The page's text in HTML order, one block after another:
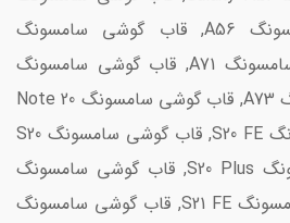
A55, قاب گوشی سامسونگ A56, قاب گوشی سامسونگ
A70/A70S, قاب گوشی سامسونگ A71, قاب گوشی سامسونگ
A72, قاب گوشی سامسونگ A73, قاب گوشی سامسونگ Note 20
Ultra, قاب گوشی سامسونگ S20 FE, قاب گوشی سامسونگ S20
Ultra, قاب گوشی سامسونگ S20 Plus, قاب گوشی سامسونگ
S21 Ultra, قاب گوشی سامسونگ S21 FE, قاب گوشی سامسونگ